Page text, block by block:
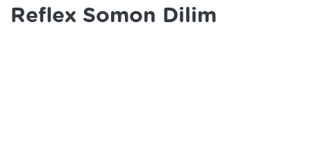
Reflex Somon Dilim